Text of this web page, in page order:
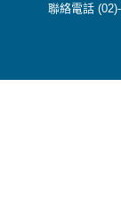
聯絡電話